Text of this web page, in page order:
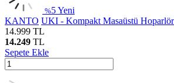
%5Yeni
KANTO UKI - Kompakt Masaüstü
14.999 TL
14.249 TL
Sepete Ekle